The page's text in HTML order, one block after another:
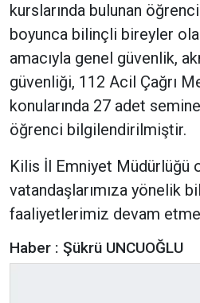
kurslarında bulunan
boyunca bilinçli bireyler
amacıyla genel güvenlik,
güvenliği, 112 Acil Çağrı
konularında 27 adet
öğrenci bilgilendirilmiştir.
Kilis İl Emniyet Müdürlüğü
vatandaşlarımıza yönelik
faaliyetlerimiz devam
Haber : Şükrü UNCUOĞLU